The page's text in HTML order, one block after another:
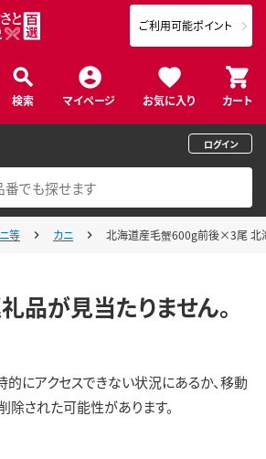
検索 マイページ お気に入り カート
ご利用可能ポイント
ログイン
等 カニ 北海道産毛蟹600g前後×3尾 北
品が見当たりません。
にアクセスできない状況にあるか、移動
除された可能性があります。